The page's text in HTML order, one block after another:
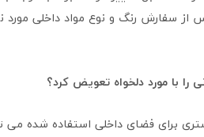
سفارش رنگ و نوع مواد داخلی مورد
را با مورد دلخواه تعویض کرد؟
برای فضای داخلی استفاده شده